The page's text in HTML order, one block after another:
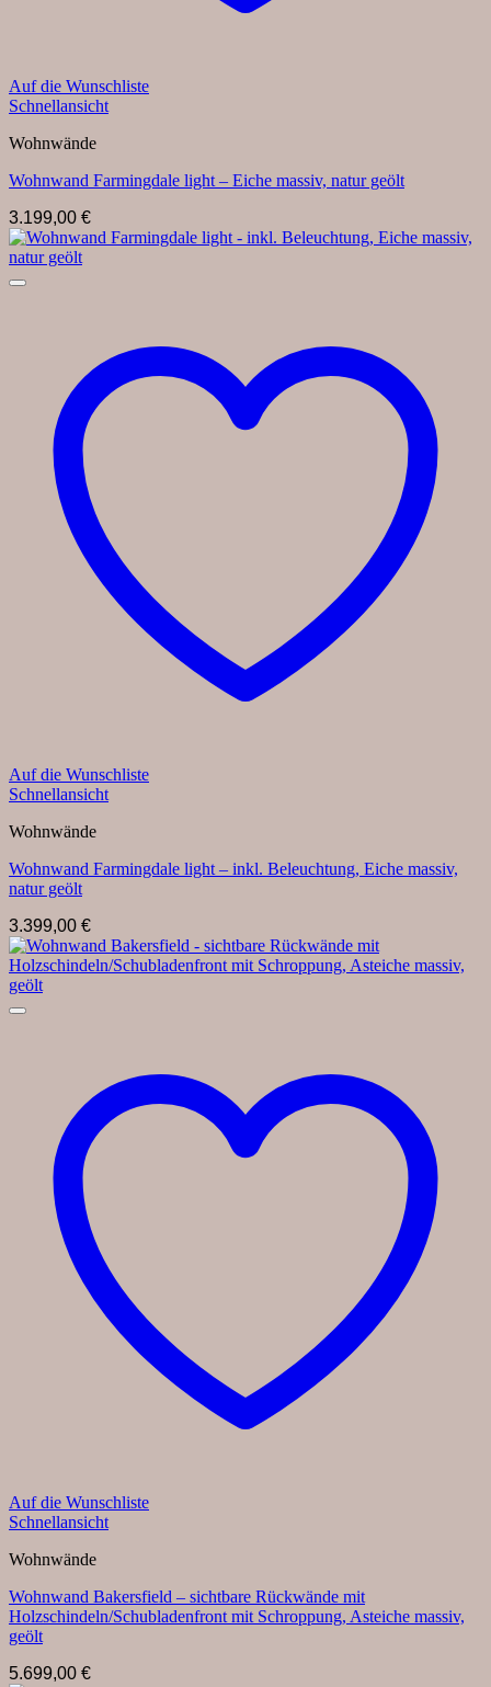
Auf die Wunschliste
Schnellansicht
Wohnwände
Wohnwand Farmingdale light – Eiche massiv, natur geölt
3.199,00 €
Auf die Wunschliste
Schnellansicht
Wohnwände
Wohnwand Farmingdale light – inkl. Beleuchtung, Eiche massiv,
natur geölt
3.399,00 €
Auf die Wunschliste
Schnellansicht
Wohnwände
Wohnwand Bakersfield – sichtbare Rückwände mit
Holzschindeln/Schubladenfront mit Schroppung, Asteiche massiv,
geölt
5.699,00 €